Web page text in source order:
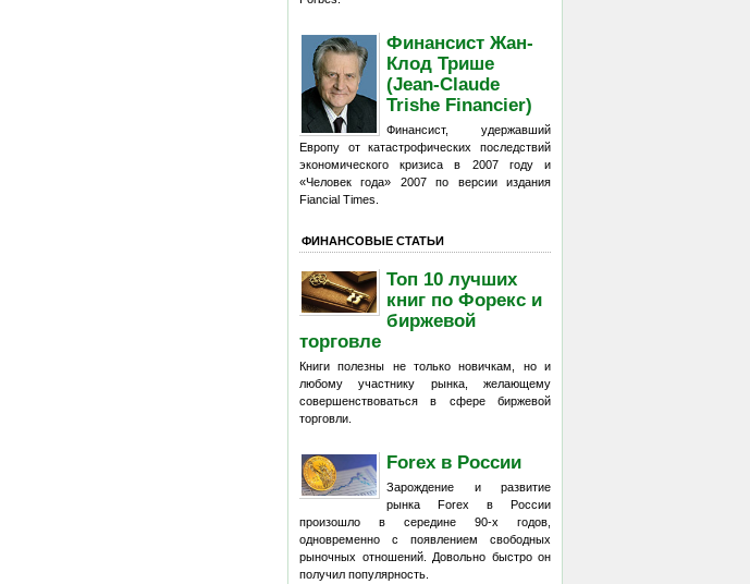
Финансист Жан-
Клод Трише
(Jean-Claude
Trishe Financier)
Финансист, удержавший
Европу от катастрофических последствий
экономического кризиса в 2007 году и
«Человек года» 2007 по версии издания
Fiancial Times.
ФИНАНСОВЫЕ СТАТЬИ
Топ 10 лучших
книг по Форекс и
биржевой
торговле
Книги полезны не только новичкам, но и
любому участнику рынка, желающему
совершенствоваться в сфере биржевой
торговли.
Forex в России
Зарождение и развитие
рынка Forex в России
произошло в середине 90-х годов,
одновременно с появлением свободных
рыночных отношений. Довольно быстро он
получил популярность.